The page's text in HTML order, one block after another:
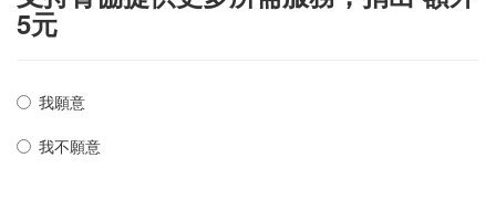
5元
我願意
我不願意